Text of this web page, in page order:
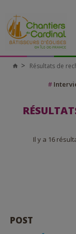
Chantiers
Résultats de
#
Il y a 16
POST